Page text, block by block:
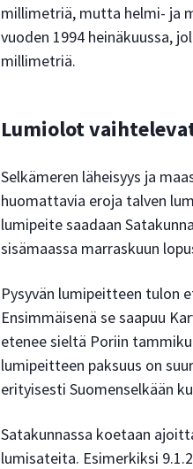
millimetriä, mutta helmi- ja
vuoden 1994 heinäkuussa,
millimetriä.
Lumiolot
Selkämeren läheisyys ja
huomattavia eroja talven
lumipeite saadaan
sisämaassa marraskuun
Pysyvän lumipeitteen tulon
Ensimmäisenä se saapuu
etenee sieltä Poriin
lumipeitteen paksuus on
erityisesti Suomenselkään
Satakunnassa koetaan
lumisateita. Esimerkiksi